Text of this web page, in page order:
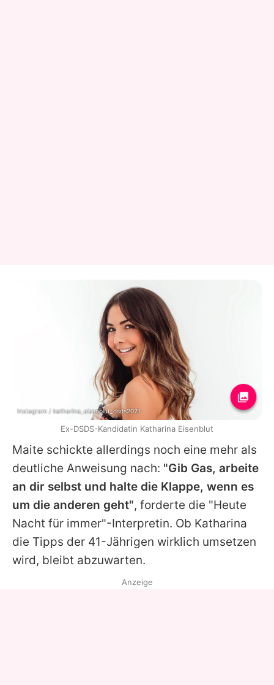
Maite schickte allerdings noch eine mehr als
deutliche Anweisung nach: "Gib Gas, arbeite
an dir selbst und halte die Klappe, wenn es
um die anderen geht", forderte die "Heute
Nacht für immer"-Interpretin. Ob Katharina
die Tipps der 41-Jährigen wirklich umsetzen
wird, bleibt abzuwarten.
Instagram / katharina_eisenblut_dsds2021
Ex-DSDS-Kandidatin Katharina Eisenblut
Anzeige